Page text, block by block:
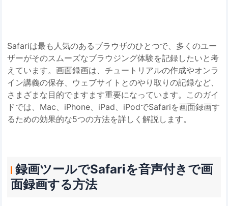
Safariは最も人気のあるブラウザのひとつで、多くのユー
ザーがそのスムーズなブラウジング体験を記録したいと考
えています。画面録画は、チュートリアルの作成やオンラ
イン講義の保存、ウェブサイトとのやり取りの記録など、
さまざまな目的でますます重要になっています。このガイ
ドでは、Mac、iPhone、iPad、iPodでSafariを画面録画す
るための効果的な5つの方法を詳しく解説します。
録画ツールでSafariを音声付きで画
面録画する方法